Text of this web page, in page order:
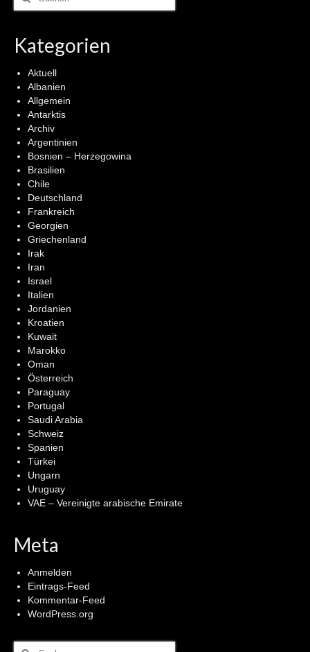
nach:
Kategorien
Aktuell
Albanien
Allgemein
Antarktis
Archiv
Argentinien
Bosnien – Herzegowina
Brasilien
Chile
Deutschland
Frankreich
Georgien
Griechenland
Irak
Iran
Israel
Italien
Jordanien
Kroatien
Kuwait
Marokko
Oman
Österreich
Paraguay
Portugal
Saudi Arabia
Schweiz
Spanien
Türkei
Ungarn
Uruguay
VAE – Vereinigte arabische Emirate
Meta
Anmelden
Eintrags-Feed
Kommentar-Feed
WordPress.org
Suchen